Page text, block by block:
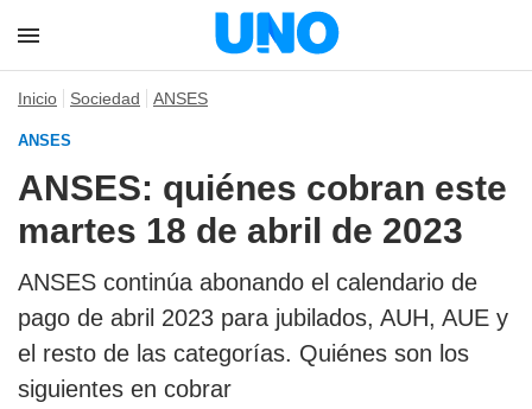
Inicio Sociedad ANSES
ANSES
ANSES: quiénes cobran este
martes 18 de abril de 2023
ANSES continúa abonando el calendario de
pago de abril 2023 para jubilados, AUH, AUE y
el resto de las categorías. Quiénes son los
siguientes en cobrar